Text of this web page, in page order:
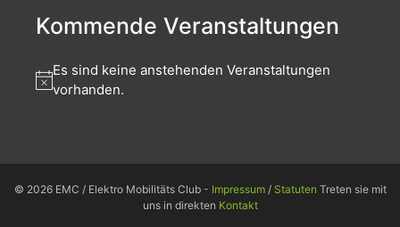
Kommende Veranstaltungen
Es sind keine anstehenden Veranstaltungen
vorhanden.
© 2026 EMC / Elektro Mobilitäts Club - Impressum/ Statuten Treten sie mit
uns in direkten Kontakt